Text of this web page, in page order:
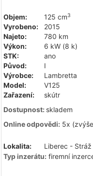
Objem: 125 cm3
Vyrobeno:
2015
Najeto:
780 km
Výkon:
6 kW (8 k)
STK:
ano
Původ:
I
Výrobce:
Lambretta
Model:
V125
Zařazení:
skútr
Dostupnost: skladem
Online odpovědi: 5x
Lokalita:
Liberec -
Typ inzerátu: firemní